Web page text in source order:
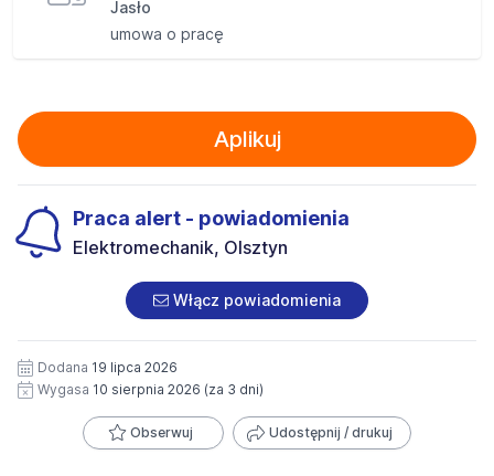
Jasło
umowa o pracę
Aplikuj
Praca alert - powiadomienia
Elektromechanik, Olsztyn
Włącz powiadomienia
Dodana 19 lipca 2026
Wygasa 10 sierpnia 2026 (za 3 dni)
Obserwuj Udostępnij / drukuj